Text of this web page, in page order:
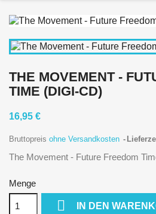
THE MOVEMENT -
TIME (DIGI-CD)
16,95 €
Bruttopreis ohne Versandkosten
The Movement - Future Freedom
Menge
 IN DEN